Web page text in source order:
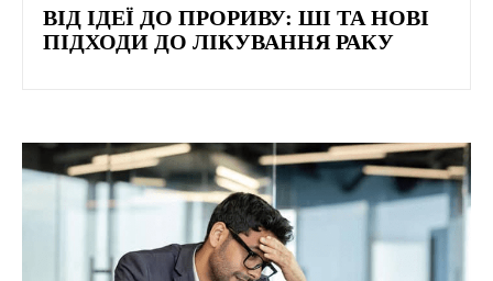
ВІД ІДЕЇ ДО ПРОРИВУ: ШІ ТА НОВІ
ПІДХОДИ ДО ЛІКУВАННЯ РАКУ